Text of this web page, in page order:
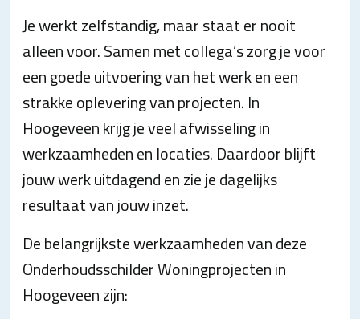
Je werkt zelfstandig, maar staat er nooit
alleen voor. Samen met collega’s zorg je voor
een goede uitvoering van het werk en een
strakke oplevering van projecten. In
Hoogeveen krijg je veel afwisseling in
werkzaamheden en locaties. Daardoor blijft
jouw werk uitdagend en zie je dagelijks
resultaat van jouw inzet.
De belangrijkste werkzaamheden van deze
Onderhoudsschilder Woningprojecten in
Hoogeveen zijn: